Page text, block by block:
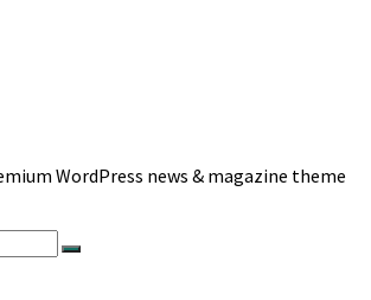
WordPress news & magazine theme